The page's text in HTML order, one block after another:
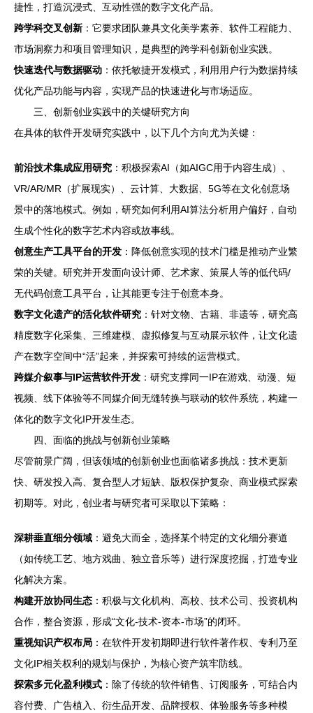
捷性，打造沉浸式、互动性强的数字文化产品。
跨学科交叉创新 ：它要求团队兼具文化美学素养、软件工程能力、
市场洞察力和项目管理知识，是典型的跨学科创新创业实践。
快速迭代与数据驱动 ：依托敏捷开发模式，利用用户行为数据持续
优化产品功能与内容，实现产品的快速进化与市场适应。
三、创新创业实践中的关键研究方向
在具体的软件开发研究实践中，以下几个方向尤为关键：
前沿技术集成应用研究 ：积极探索AI（如AIGC用于内容生成）、
VR/AR/MR（扩展现实）、云计算、大数据、5G等在文化创意场
景中的落地模式。例如，研究如何利用AI算法分析用户偏好，自动
生成个性化的数字艺术内容或故事线。
创意生产工具平台的开发 ：降低创意实现的技术门槛是推动产业繁
荣的关键。研究并开发面向设计师、艺术家、策展人等的低代码/
无代码创意工具平台，让其能更专注于创意本身。
数字文化遗产的活化软件研究 ：针对文物、古籍、非遗等，研究高
精度数字化采集、三维建模、虚拟修复与互动展示软件，让文化遗
产在数字空间中“活”起来，并探索可持续的运营模式。
跨媒介叙事与IP运营软件开发 ：研究支撑同一IP在游戏、动漫、短
视频、线下体验等不同媒介间无缝转换与联动的软件系统，构建一
体化的数字文化IP开发生态。
四、面临的挑战与创新创业策略
尽管前景广阔，但该领域的创新创业也面临诸多挑战：技术更新
快、研发投入高、复合型人才短缺、版权保护复杂、商业模式探索
初期等。对此，创业者与研究者可采取以下策略：
深耕垂直细分领域 ：避免大而全，选择某个特定的文化细分赛道
（如传统工艺、地方戏曲、独立音乐等）进行深度挖掘，打造专业
化解决方案。
构建开放协同生态 ：积极与文化机构、高校、技术公司、投资机构
合作，整合资源，形成“文化-技术-资本-市场”的闭环。
重视知识产权布局 ：在软件开发初期即进行软件著作权、专利乃至
文化IP相关权利的规划与保护，为核心资产筑牢防线。
探索多元化盈利模式 ：除了传统的软件销售、订阅服务，可结合内
容付费、广告植入、衍生品开发、品牌授权、体验服务等多种模